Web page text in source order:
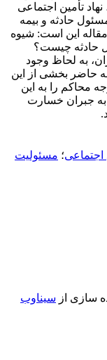
تأمین اجتماعی
حادثه و بیمه
این است: شیوه
حادثه چیست؟
به لحاظ وجود
حاضر بخشی از این
محاکم را به این
جبران خسارت
اجتماعی؛ مسئولیت
سازی از سیناوب